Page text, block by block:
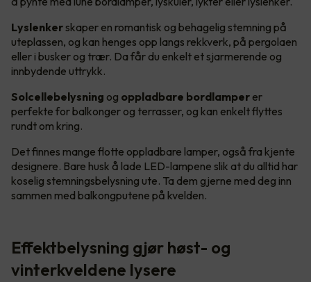
Lyslenkerskaper en romantisk og behagelig stemning på
uteplassen, og kan henges opp langs rekkverk, på pergolaen
eller i busker og trær. Da får du enkelt et sjarmerende og
innbydende uttrykk.
Solcellebelysning og oppladbare bordlamper er
perfekte for balkonger og terrasser, og kan enkelt flyttes
rundt om kring.
Det finnes mange flotte oppladbare lamper, også fra kjente
designere. Bare husk å lade LED-lampene slik at du alltid har
koselig stemningsbelysning ute. Ta dem gjerne med deg inn
sammen med balkongputene på kvelden.
Effektbelysning gjør høst- og
vinterkveldene lysere